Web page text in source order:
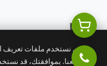
خدماتنا
إدارة المشاريع
الاستشارات الهندسية
نحن نستخدم ملفات تعريف
موقعنا. بموافقتك، قد